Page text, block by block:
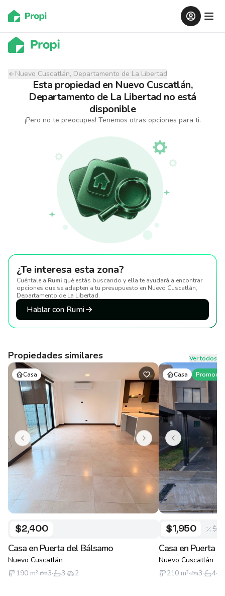
Nuevo Cuscatlán, Departamento de La Libertad
Esta propiedad en Nuevo Cuscatlán,
Departamento de La Libertad no está
disponible
¡Pero no te preocupes! Tenemos otras opciones para ti.
¿Te interesa esta zona?
Cuéntale a Rumi qué estás buscando y ella te ayudará a encontrar
opciones que se adapten a tu presupuesto en Nuevo Cuscatlán,
Departamento de La Libertad.
Hablar con Rumi
Propiedades similares
Ver todos
Casa
$2,400
Casa en Puerta del Bálsamo
Nuevo Cuscatlán
190 m²· 3· 3· 2
Casa
$1,950
Casa en Puerta
Nuevo Cuscatlán
210 m²· 3· 4·